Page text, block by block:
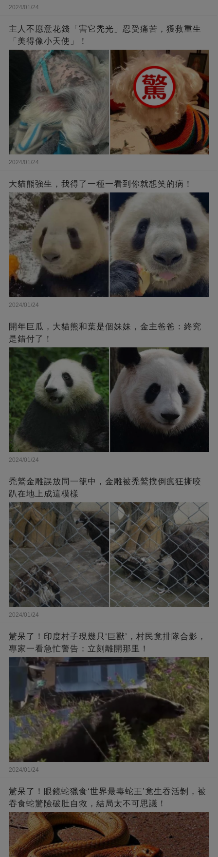
2024/01/24
主人不愿意花錢「害它禿光」忍受痛苦，獲救重生
「美得像小天使」！
2024/01/24
大貓熊強生，我得了一種一看到你就想笑的病！
2024/01/24
開年巨瓜，大貓熊和葉是個妹妹，金主爸爸：終究
是錯付了！
2024/01/24
禿鷲金雕誤放同一籠中，金雕被禿鷲撲倒瘋狂撕咬
趴在地上成這模樣
2024/01/24
驚呆了！印度村子現幾只‘巨獸’，村民竟排隊合影，
專家一看急忙警告：立刻離開那里！
2024/01/24
驚呆了！眼鏡蛇獵食‘世界最毒蛇王’竟生吞活剝，被
吞食蛇驚險破肚自救，結局太不可思議！